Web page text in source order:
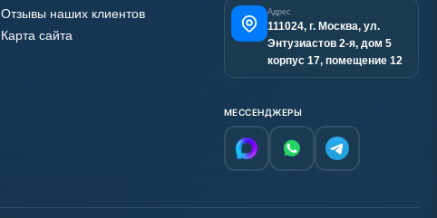
Отзывы наших клиентов
Карта сайта
Адрес
111024, г. Москва, ул.
Энтузиастов 2-я, дом 5
корпус 17, помещение 12
МЕССЕНДЖЕРЫ